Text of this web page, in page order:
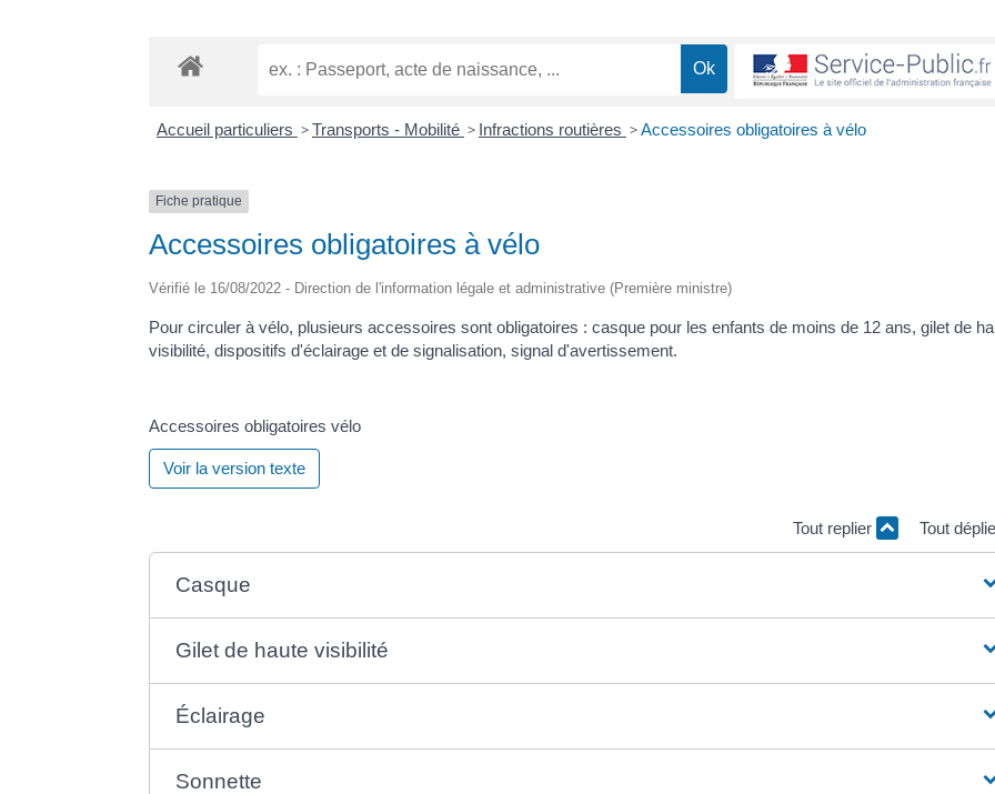
Accueil particuliers >Transports - Mobilité > Infractions routières >Accessoires obligatoires à vélo
Fiche pratique
Accessoires obligatoires à vélo
Vérifié le 16/08/2022 - Direction de l'information légale et administrative (Première ministre)
Pour circuler à vélo, plusieurs accessoires sont obligatoires : casque pour les enfants de moins de 12 ans, gilet de
visibilité, dispositifs d'éclairage et de signalisation, signal d'avertissement.
Accessoires obligatoires vélo
Voir la version texte
Tout replier Tout
Casque
Gilet de haute visibilité
Éclairage
Sonnette